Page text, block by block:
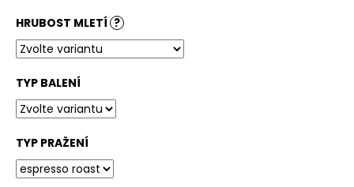
HRUBOST MLETÍ ?
TYP BALENÍ
TYP PRAŽENÍ
D
p
o
r
u
č
u